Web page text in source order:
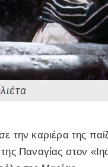
την καριέρα της
της Παναγίας στον